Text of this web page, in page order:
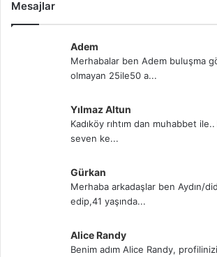
Mesajlar
Adem
Merhabalar ben Adem buluşma
olmayan 25ile50 a...
Yılmaz Altun
Kadıköy rıhtım dan muhabbet
seven ke...
Gürkan
Merhaba arkadaşlar ben Aydın/
edip,41 yaşında...
Alice Randy
Benim adım Alice Randy,